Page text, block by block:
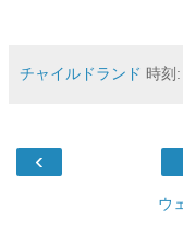
チャイルドランド 時刻:
‹
ウ